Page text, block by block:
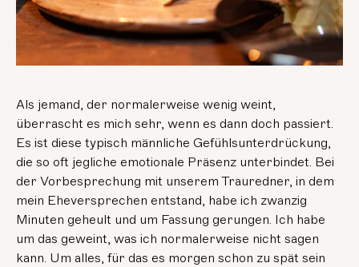
Als jemand, der normalerweise wenig weint,
überrascht es mich sehr, wenn es dann doch passiert.
Es ist diese typisch männliche Gefühlsunterdrückung,
die so oft jegliche emotionale Präsenz unterbindet. Bei
der Vorbesprechung mit unserem Trauredner, in dem
mein Eheversprechen entstand, habe ich zwanzig
Minuten geheult und um Fassung gerungen. Ich habe
um das geweint, was ich normalerweise nicht sagen
kann. Um alles, für das es morgen schon zu spät sein